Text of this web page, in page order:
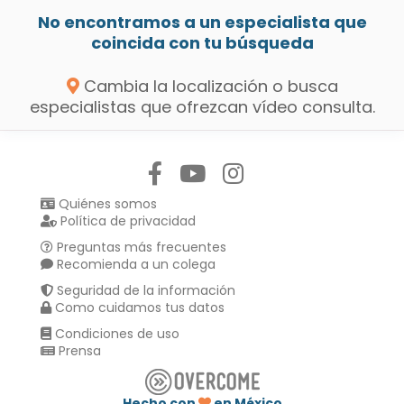
No encontramos a un especialista que
coincida con tu búsqueda
Cambia la localización o busca
especialistas que ofrezcan vídeo consulta.
Quiénes somos
Política de privacidad
Preguntas más frecuentes
Recomienda a un colega
Seguridad de la información
Como cuidamos tus datos
Condiciones de uso
Prensa